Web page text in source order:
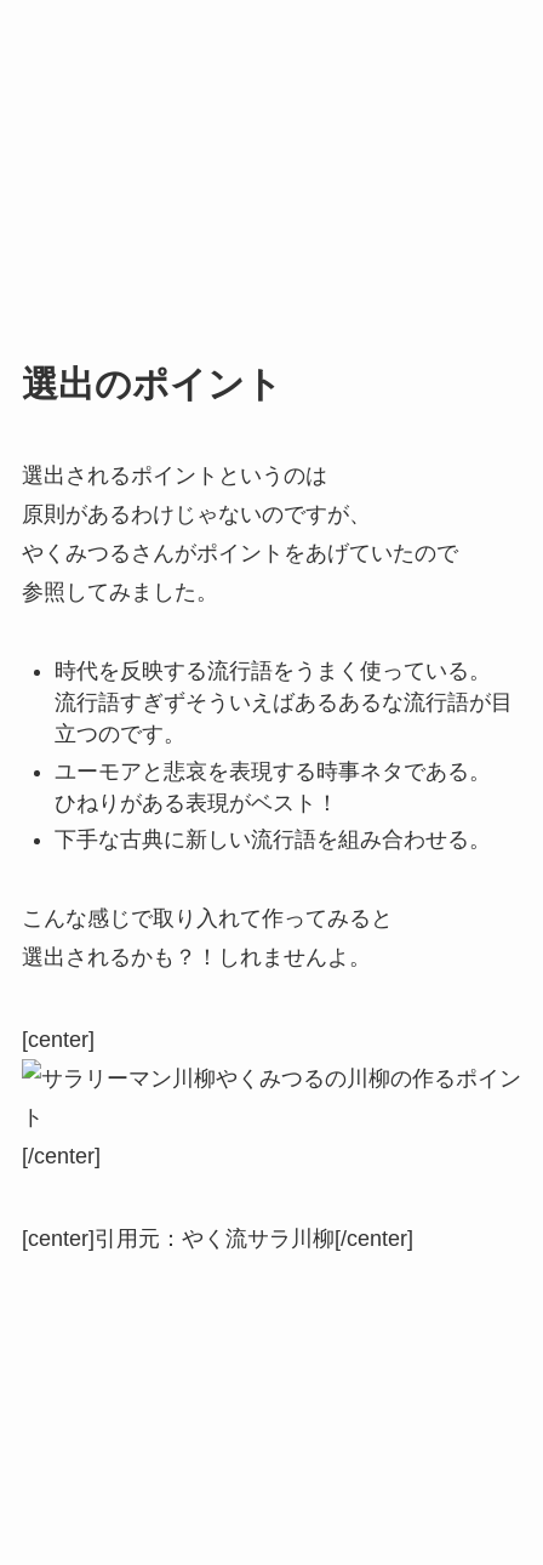
選出のポイント
選出されるポイントというのは
原則があるわけじゃないのですが、
やくみつるさんがポイントをあげていたので
参照してみました。
時代を反映する流行語をうまく使っている。
流行語すぎずそういえばあるあるな流行語が目
立つのです。
ユーモアと悲哀を表現する時事ネタである。
ひねりがある表現がベスト ！
下手な古典に新しい流行語を組み合わせる。
こんな感じで取り入れて作ってみると
選出されるかも？！しれませんよ。
[center]
[/center]
[center]引用元：やく流サラ川柳[/center]